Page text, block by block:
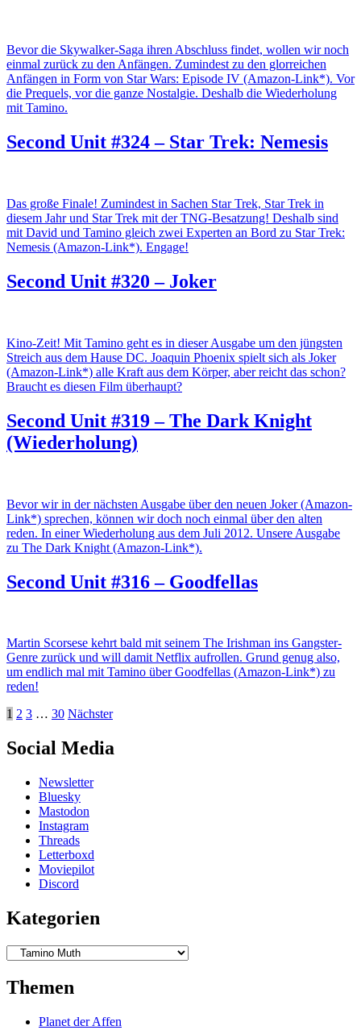
Bevor die Skywalker-Saga ihren Abschluss findet, wollen wir noch
einmal zurück zu den Anfängen. Zumindest zu den glorreichen
Anfängen in Form von Star Wars: Episode IV (Amazon-Link*). Vor
die Prequels, vor die ganze Nostalgie. Deshalb die Wiederholung
mit Tamino.
Second Unit #324 – Star Trek: Nemesis
Das große Finale! Zumindest in Sachen Star Trek, Star Trek in
diesem Jahr und Star Trek mit der TNG-Besatzung! Deshalb sind
mit David und Tamino gleich zwei Experten an Bord zu Star Trek:
Nemesis (Amazon-Link*). Engage!
Second Unit #320 – Joker
Kino-Zeit! Mit Tamino geht es in dieser Ausgabe um den jüngsten
Streich aus dem Hause DC. Joaquin Phoenix spielt sich als Joker
(Amazon-Link*) alle Kraft aus dem Körper, aber reicht das schon?
Braucht es diesen Film überhaupt?
Second Unit #319 – The Dark Knight
(Wiederholung)
Bevor wir in der nächsten Ausgabe über den neuen Joker (Amazon-
Link*) sprechen, können wir doch noch einmal über den alten
reden. In einer Wiederholung aus dem Juli 2012. Unsere Ausgabe
zu The Dark Knight (Amazon-Link*).
Second Unit #316 – Goodfellas
Martin Scorsese kehrt bald mit seinem The Irishman ins Gangster-
Genre zurück und will damit Netflix aufrollen. Grund genug also,
um endlich mal mit Tamino über Goodfellas (Amazon-Link*) zu
reden!
Beitragsnavigation
1 2 3 … 30 Nächster
Social Media
Newsletter
Bluesky
Mastodon
Instagram
Threads
Letterboxd
Moviepilot
Discord
Kategorien
Kategorien
Themen
Planet der Affen